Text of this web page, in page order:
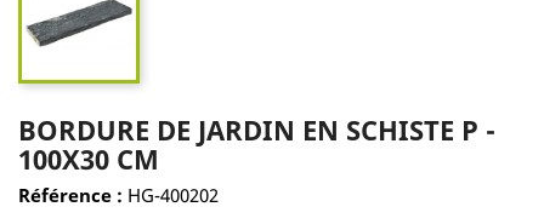
BORDURE DE JARDIN EN SCHISTE P -
100X30 CM
Référence : HG-400202